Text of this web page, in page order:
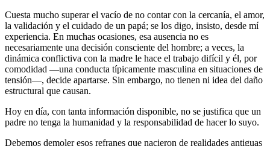
Cuesta mucho superar el vacío de no contar con la cercanía, el amor,
la validación y el cuidado de un papá; se los digo, insisto, desde mí
experiencia. En muchas ocasiones, esa ausencia no es
necesariamente una decisión consciente del hombre; a veces, la
dinámica conflictiva con la madre le hace el trabajo difícil y él, por
comodidad —una conducta típicamente masculina en situaciones de
tensión—, decide apartarse. Sin embargo, no tienen ni idea del daño
estructural que causan.
Hoy en día, con tanta información disponible, no se justifica que un
padre no tenga la humanidad y la responsabilidad de hacer lo suyo.
Debemos demoler esos refranes que nacieron de realidades antiguas